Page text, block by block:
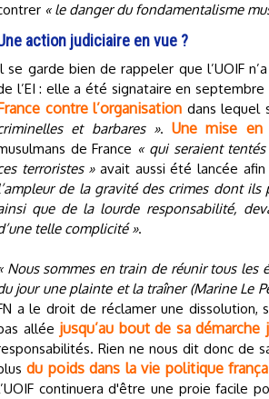
« le danger du fondamentalisme
action judiciaire en vue ?
se garde bien de rappeler que l’UOIF
l’EI : elle a été signataire en septembre
contre l’organisation dans lequel
et barbares ».Une mise en
de France « qui seraient
terroristes »avait aussi été lancée afin
de la gravité des crimes dont ils
que de la lourde responsabilité,
telle complicité ».
Nous sommes en train de réunir tous les
jour une plainte et la traîner (Marine Le
a le droit de réclamer une dissolution,
allée jusqu’au bout de sa démarche
Rien ne nous dit donc de
du poids dans la vie politique
continuera d'être une proie facile